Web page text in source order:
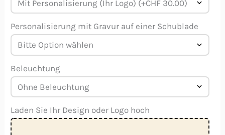
Personalisierung mit Gravur auf einer Schublade
Beleuchtung
Laden Sie Ihr Design oder Logo hoch